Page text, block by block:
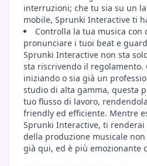
interruzioni; che tu sia su un
mobile, Sprunki Interactive ti
Controlla la tua musica
pronunciare i tuoi beat e
Sprunki Interactive non sta
sta riscrivendo il regolamento.
iniziando o sia già un
studio di alta gamma, questa
tuo flusso di lavoro,
friendly ed efficiente. Mentre
Sprunki Interactive, ti
della produzione musicale
già qui, ed è più emozionante